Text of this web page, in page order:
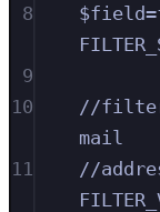
8
9
10
//
mail
11
//